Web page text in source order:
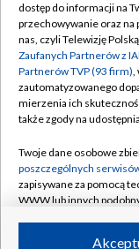
Abonament TVP
Emisja w TVP
Centrum
Naziemna
Rada Programowa
System NOS
Informacje o
dostęp do informacji na
przechowywanie oraz na
nas, czyli Telewizję
Zaufanych Partnerów z
Partnerów TVP (93 firm),
zautomatyzowanego
mierzenia ich
także zgody na
Twoje dane osobowe
poszczególnych
zapisywane za pomocą
WWW lub innych